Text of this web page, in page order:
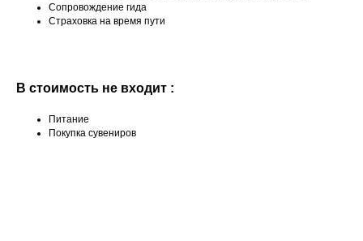
Сопровождение гида
Страховка на время пути
В стоимость не входит :
Питание
Покупка сувениров